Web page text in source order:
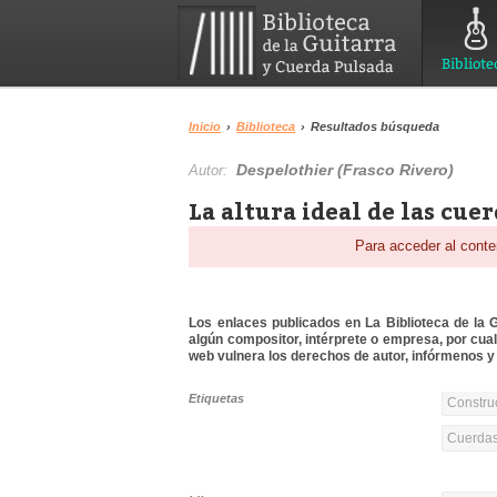
Inicio › Biblioteca › Resultados búsqueda
Autor:Despelothier (Frasco Rivero)
La altura ideal de las
Para acceder al
Los enlaces publicados en La Biblioteca de la
algún compositor, intérprete o empresa, por
web vulnera los derechos de autor, infórmenos
Etiquetas